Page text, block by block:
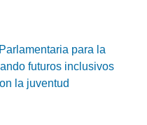
para la
futuros inclusivos
la juventud